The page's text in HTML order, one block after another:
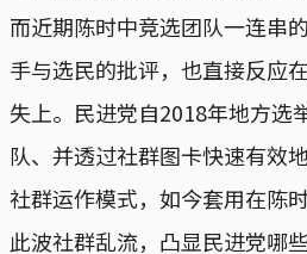
而近期陈时中竞选团队一连串
手与选民的批评，也直接反应
失上。民进党自2018年地方选
队、并透过社群图卡快速有效
社群运作模式，如今套用在陈
此波社群乱流，凸显民进党哪些